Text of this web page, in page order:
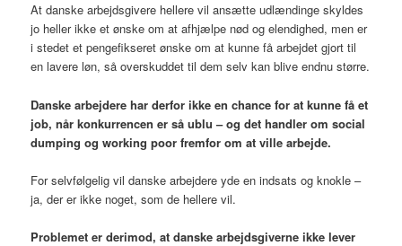
At danske arbejdsgivere hellere vil ansætte udlændinge skyldes
jo heller ikke et ønske om at afhjælpe nød og elendighed, men er
i stedet et pengefikseret ønske om at kunne få arbejdet gjort til
en lavere løn, så overskuddet til dem selv kan blive endnu større.
Danske arbejdere har derfor ikke en chance for at kunne få et
job, når konkurrencen er så ublu – og det handler om social
dumping og working poor fremfor om at ville arbejde.
For selvfølgelig vil danske arbejdere yde en indsats og knokle –
ja, der er ikke noget, som de hellere vil.
Problemet er derimod, at danske arbejdsgiverne ikke lever